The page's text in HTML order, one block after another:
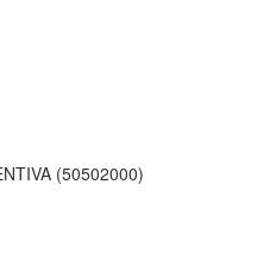
e Comunicações
(50502000)